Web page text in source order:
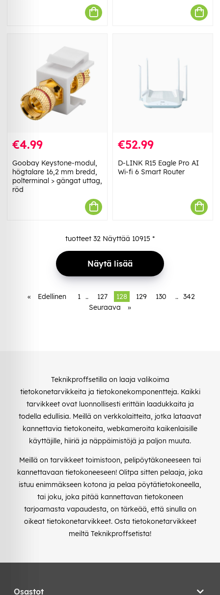
€4.99
Goobay Keystone-modul,
högtalare 16,2 mm bredd,
polterminal > gängat uttag,
röd
€52.99
D-LINK R15 Eagle Pro AI
Wi-fi 6 Smart Router
tuotteet 32 Näyttää 10915 *
Näytä lisää
« Edellinen 1 .. 127 128 129 130 .. 342
Seuraava
»
Teknikproffsetilla on laaja valikoima
tietokonetarvikkeita ja tietokonekomponentteja. Kaikki
tarvikkeet ovat luonnollisesti erittäin laadukkaita ja
todella edullisia. Meillä on verkkolaitteita, jotka lataavat
kannettavia tietokoneita, webkameroita kaikenlaisille
käyttäjille, hiiriä ja näppäimistöjä ja paljon muuta.
Meillä on tarvikkeet toimistoon, pelipöytäkoneeseen tai
kannettavaan tietokoneeseen! Olitpa sitten pelaaja, joka
istuu enimmäkseen kotona ja pelaa pöytätietokoneella,
tai joku, joka pitää kannettavan tietokoneen
tarjoamasta vapaudesta, on tärkeää, että sinulla on
oikeat tietokonetarvikkeet. Osta tietokonetarvikkeet
meiltä Teknikproffsetista!
Osastot